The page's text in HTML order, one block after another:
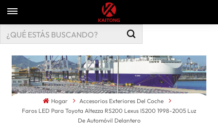
Hogar
Accesorios Exteriores Del Coche
Faros LED Para Toyota Altezza RS200 Lexus IS200 1998-2005 Luz
De Automóvil Delantero